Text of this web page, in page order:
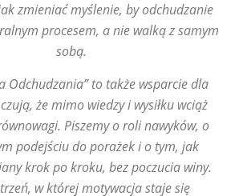
zmieniać myślenie, by odchudzanie
procesem, a nie walką z samym
sobą.
Odchudzania” to także wsparcie dla
że mimo wiedzy i wysiłku wciąż
Piszemy o roli nawyków, o
podejściu do porażek i o tym, jak
krok po kroku, bez poczucia winy.
w której motywacja staje się